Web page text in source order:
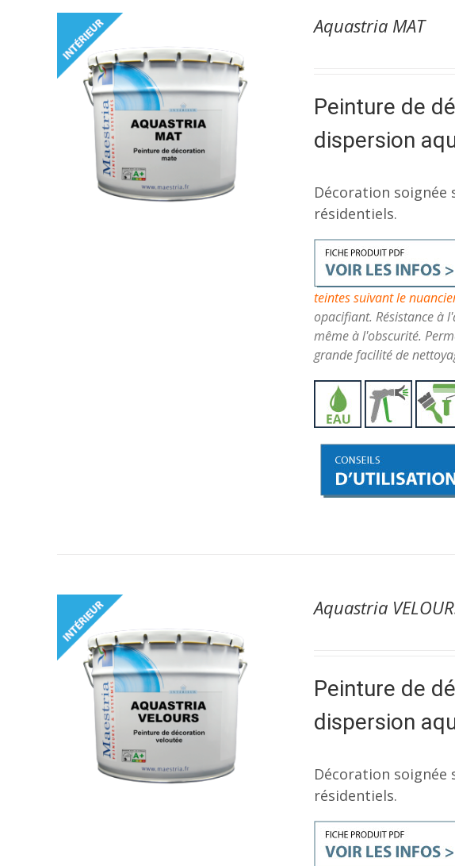
Aquastria MAT
Peinture de
dispersion
Décoration
résidentiels.
teintes suivant le
opacifiant. Résistance à
même à l'obscurité.
grande facilité de
Aquastria
Peinture de
dispersion
Décoration
résidentiels.